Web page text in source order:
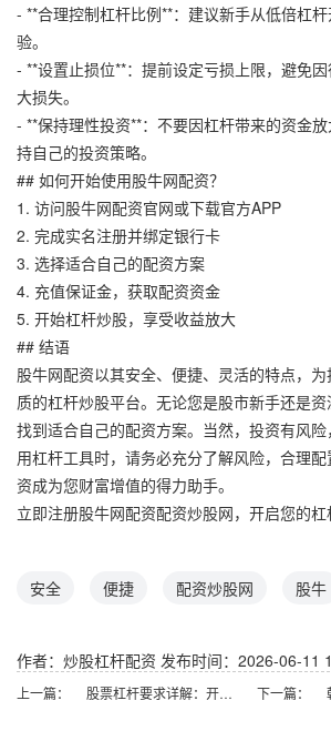
- **合理控制杠杆比例**：建议新手从低倍杠
验。
- **设置止损位**：提前设定亏损上限，避免
大损失。
- **保持理性投资**：不要因杠杆带来的资金
持自己的投资策略。
## 如何开始使用股牛网配资？
1. 访问股牛网配资官网或下载官方APP
2. 完成实名注册并绑定银行卡
3. 选择适合自己的配资方案
4. 充值保证金，获取配资资金
5. 开始杠杆炒股，享受收益放大
## 结语
股牛网配资以其安全、便捷、灵活的特点，
质的杠杆炒股平台。无论您是股市新手还是
找到适合自己的配资方案。当然，投资有风
用杠杆工具时，请务必充分了解风险，合理
资成为您财富增值的得力助手。
立即注册股牛网配资配资炒股网，开启您的杠
安全 便捷 配资炒股网 股牛
作者：炒股杠杆配资 发布时间：2026-06-11
上一篇： 股票杠杆要求详解：开户条件与风险控制指南 下一篇：